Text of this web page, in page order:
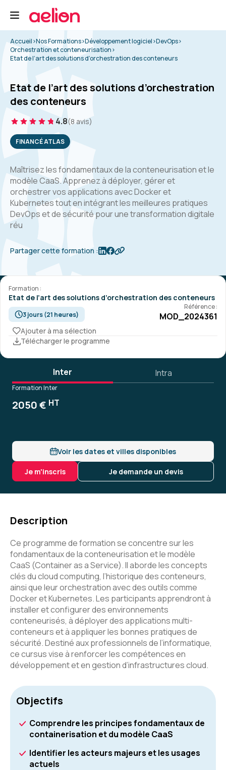
Accueil>Nos Formations>Développement logiciel>DevOps>
Orchestration et conteneurisation>
Etat de l’art des solutions d’orchestration des conteneurs
Etat de l’art des solutions d’orchestration
des conteneurs
4.8(8 avis)
FINANCÉ ATLAS
Maîtrisez les fondamentaux de la conteneurisation et le
modèle CaaS. Apprenez à déployer, gérer et
orchestrer vos applications avec Docker et
Kubernetes tout en intégrant les meilleures pratiques
DevOps et de sécurité pour une transformation digitale
réu
Partager cette formation :
Formation :
Etat de l’art des solutions d’orchestration des conteneurs
3 jours (21 heures)
Référence :
MOD_2024361
Ajouter à ma sélection
Télécharger le programme
Inter Intra
Formation Inter
2050 € HT
Voir les dates et villes disponibles
Je m'inscris Je demande un devis
Description
Ce programme de formation se concentre sur les
fondamentaux de la conteneurisation et le modèle
CaaS (Container as a Service). Il aborde les concepts
clés du cloud computing, l’historique des conteneurs,
ainsi que leur orchestration avec des outils comme
Docker et Kubernetes. Les participants apprendront à
installer et configurer des environnements
conteneurisés, à déployer des applications multi-
conteneurs et à appliquer les bonnes pratiques de
sécurité. Destiné aux professionnels de l’informatique,
ce cursus vise à renforcer les compétences en
développement et en gestion d’infrastructures cloud.
Objectifs
Comprendre les principes fondamentaux de
containerisation et du modèle CaaS
Identifier les acteurs majeurs et les usages
actuels